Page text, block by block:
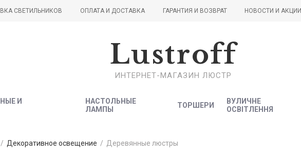
СВЕТИЛЬНИКОВ ОПЛАТА И ДОСТАВКА ГАРАНТИЯ И ВОЗВРАТ НОВОСТИ И АКЦИИ
Lustroff
ИНТЕРНЕТ-МАГАЗИН ЛЮСТР
И
НАСТОЛЬНЫЕ
ЛАМПЫ
ТОРШЕРИ
ВУЛИЧНЕ
ОСВІТЛЕННЯ
/ Декоративное освещение / Деревянные люстры